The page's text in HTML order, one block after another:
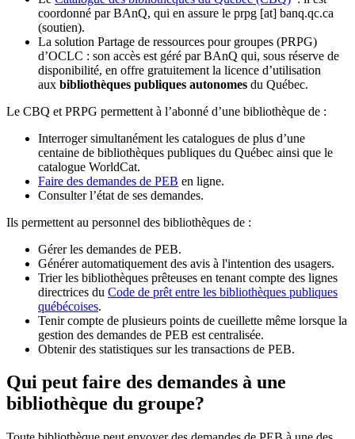
coordonné par BAnQ, qui en assure le prpg [at] banq.qc.ca
(soutien).
La solution Partage de ressources pour groupes (PRPG)
d’OCLC : son accès est géré par BAnQ qui, sous réserve de
disponibilité, en offre gratuitement la licence d’utilisation
aux bibliothèques publiques autonomes du Québec.
Le CBQ et PRPG permettent à l’abonné d’une bibliothèque de :
Interroger simultanément les catalogues de plus d’une
centaine de bibliothèques publiques du Québec ainsi que le
catalogue WorldCat.
Faire des demandes de PEB en ligne.
Consulter l’état de ses demandes.
Ils permettent au personnel des bibliothèques de :
Gérer les demandes de PEB.
Générer automatiquement des avis à l'intention des usagers.
Trier les bibliothèques prêteuses en tenant compte des lignes
directrices du Code de prêt entre les bibliothèques publiques
québécoises.
Tenir compte de plusieurs points de cueillette même lorsque la
gestion des demandes de PEB est centralisée.
Obtenir des statistiques sur les transactions de PEB.
Qui peut faire des demandes à une
bibliothèque du groupe?